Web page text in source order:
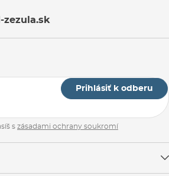
zezula.sk
Prihlásiť k odberu
s zásadami ochrany soukromí